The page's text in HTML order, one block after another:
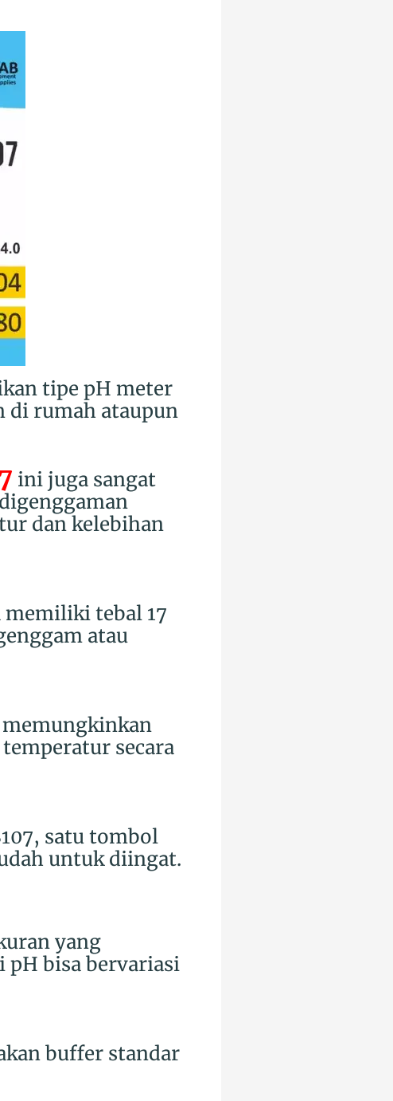
tipe pH meter
di rumah ataupun
ini juga sangat
dan kelebihan
memiliki tebal 17
atau
memungkinkan
secara
satu tombol
untuk diingat.
yang
bisa bervariasi
buffer standar